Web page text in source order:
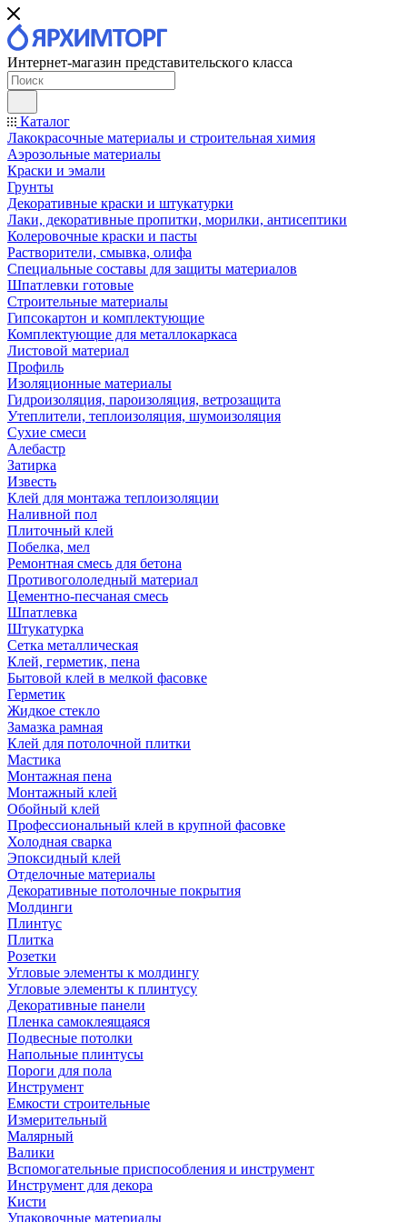
Интернет-магазин представительского класса
Каталог
Лакокрасочные материалы и строительная химия
Аэрозольные материалы
Краски и эмали
Грунты
Декоративные краски и штукатурки
Лаки, декоративные пропитки, морилки, антисептики
Колеровочные краски и пасты
Растворители, смывка, олифа
Специальные составы для защиты материалов
Шпатлевки готовые
Строительные материалы
Гипсокартон и комплектующие
Комплектующие для металлокаркаса
Листовой материал
Профиль
Изоляционные материалы
Гидроизоляция, пароизоляция, ветрозащита
Утеплители, теплоизоляция, шумоизоляция
Сухие смеси
Алебастр
Затирка
Известь
Клей для монтажа теплоизоляции
Наливной пол
Плиточный клей
Побелка, мел
Ремонтная смесь для бетона
Противогололедный материал
Цементно-песчаная смесь
Шпатлевка
Штукатурка
Сетка металлическая
Клей, герметик, пена
Бытовой клей в мелкой фасовке
Герметик
Жидкое стекло
Замазка рамная
Клей для потолочной плитки
Мастика
Монтажная пена
Монтажный клей
Обойный клей
Профессиональный клей в крупной фасовке
Холодная сварка
Эпоксидный клей
Отделочные материалы
Декоративные потолочные покрытия
Молдинги
Плинтус
Плитка
Розетки
Угловые элементы к молдингу
Угловые элементы к плинтусу
Декоративные панели
Пленка самоклеящаяся
Подвесные потолки
Напольные плинтусы
Пороги для пола
Инструмент
Емкости строительные
Измерительный
Малярный
Валики
Вспомогательные приспособления и инструмент
Инструмент для декора
Кисти
Упаковочные материалы